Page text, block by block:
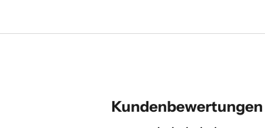
Kundenbewertungen